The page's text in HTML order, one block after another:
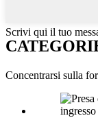
Scrivi qui il tuo
Concentrarsi sulla